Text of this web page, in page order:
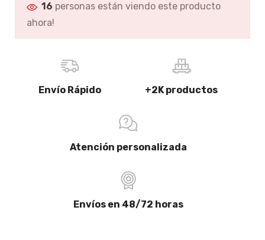
16 personas están viendo este producto
ahora!
Envío Rápido +2K productos
Atención personalizada
Envíos en 48/72 horas